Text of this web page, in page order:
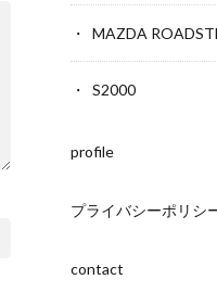
MAZDA
S2000
profile
プライバシーポリシ
contact